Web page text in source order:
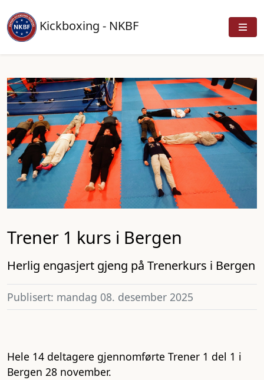
Kickboxing - NKBF
Trener 1 kurs i Bergen
Herlig engasjert gjeng på Trenerkurs i Bergen
Publisert: mandag 08. desember 2025
Hele 14 deltagere gjennomførte Trener 1 del 1 i
Bergen 28 november.